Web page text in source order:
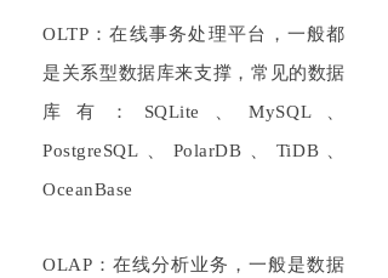
OLTP ：在线事务处理平台，一般都
是关系型数据库来支撑，常见的数据
库有： SQLite、MySQL、
PostgreSQL 、 PolarDB、 TiDB 、
OceanBase
OLAP ：在线分析业务，一般是数据